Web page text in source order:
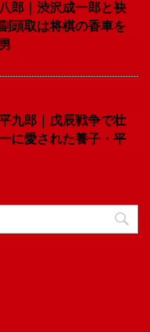
郎｜渋沢成一郎と袂
頭取は将棋の香車を
九郎｜戊辰戦争で壮
に愛された養子・平